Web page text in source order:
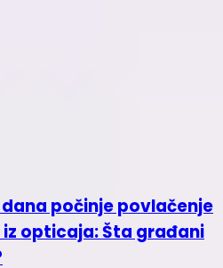
počinje povlačenje
opticaja: Šta građani